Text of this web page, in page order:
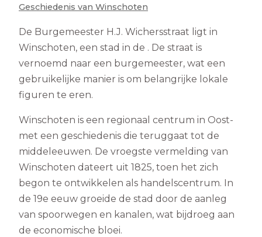
Geschiedenis van Winschoten
De Burgemeester H.J. Wichersstraat ligt in
Winschoten, een stad in de . De straat is
vernoemd naar een burgemeester, wat een
gebruikelijke manier is om belangrijke lokale
figuren te eren.
Winschoten is een regionaal centrum in Oost-
met een geschiedenis die teruggaat tot de
middeleeuwen. De vroegste vermelding van
Winschoten dateert uit 1825, toen het zich
begon te ontwikkelen als handelscentrum. In
de 19e eeuw groeide de stad door de aanleg
van spoorwegen en kanalen, wat bijdroeg aan
de economische bloei.